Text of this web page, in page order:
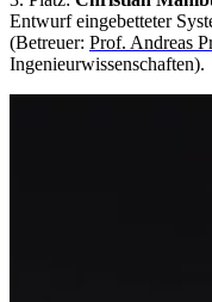
Entwurf eingebetteter
(Betreuer: Prof. Andreas
Ingenieurwissenschaften).